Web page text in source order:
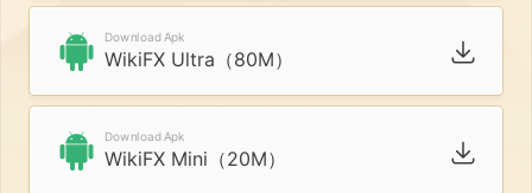
Download Apk
WikiFX Ultra（80M）
Download Apk
WikiFX Mini（20M）